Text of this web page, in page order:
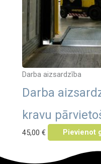
Darba aizsardzība
Darba
kravu
45,00 € Pievienot